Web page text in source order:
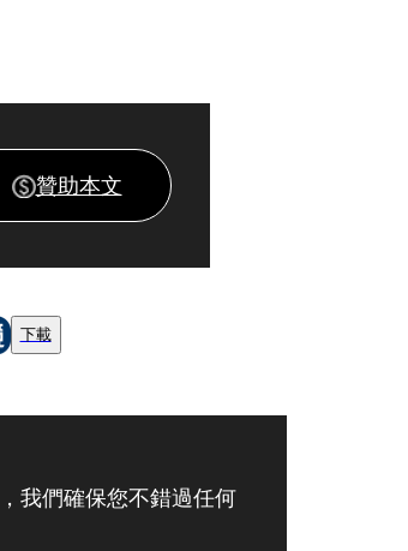
贊助本文
下載
我們確保您不錯過任何